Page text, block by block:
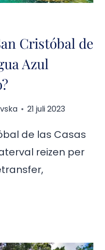
Cristóbal de
Azul
21 juli 2023
de las Casas
reizen per